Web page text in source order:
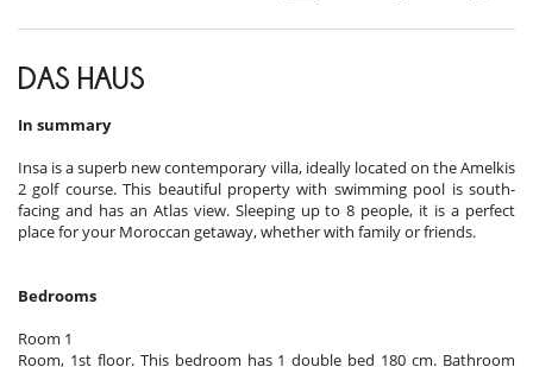
DAS HAUS
In summary
Insa is a superb new contemporary villa, ideally located on the Amelkis
2 golf course. This beautiful property with swimming pool is south-
facing and has an Atlas view. Sleeping up to 8 people, it is a perfect
place for your Moroccan getaway, whether with family or friends.
Bedrooms
Room 1
Room, 1st floor. This bedroom has 1 double bed 180 cm. Bathroom